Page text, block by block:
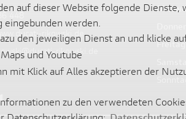
448
rikowski.de
rikowski.de
Freitag:
auf dieser Website folgende Dienste,
eingebunden werden.
den jeweiligen Dienst an und klicke
und Youtube
mit Klick auf Alles akzeptieren der
zu den verwendeten